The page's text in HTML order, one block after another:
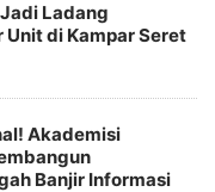
Ladang
Unit di Kampar Seret
Akademisi
Banjir Informasi